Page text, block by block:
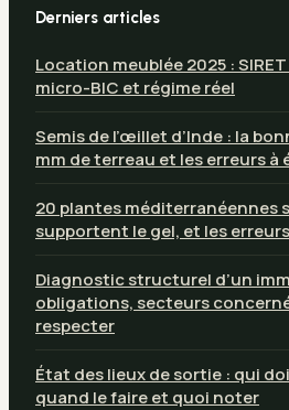
Derniers articles
Location meublée 2025 :
micro-BIC et régime réel
Semis de l’œillet d’Inde : la
mm de terreau et les erreurs à
20 plantes méditerranéennes
supportent le gel, et les
Diagnostic structurel d’un
obligations, secteurs
respecter
État des lieux de sortie : qui
quand le faire et quoi noter